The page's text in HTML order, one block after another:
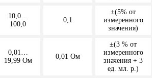
10,0…
100,0
0,1
±(5% от
измеренного
значения)
0,01…
19,99 Ом
0,01 Ом
±(3 % от
измеренного
значения + 3
ед. мл. р.)